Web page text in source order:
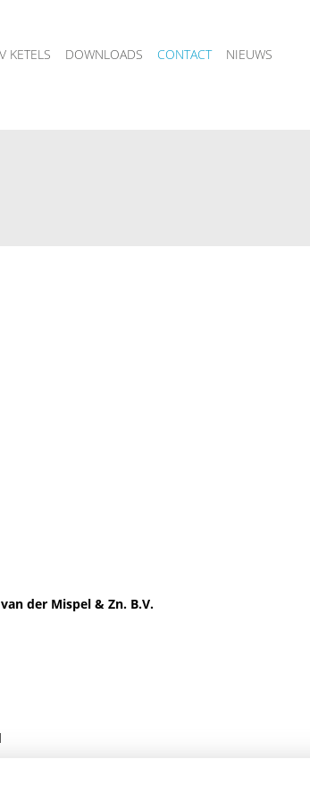
KETELS DOWNLOADS CONTACT NIEUWS
der Mispel & Zn. B.V.